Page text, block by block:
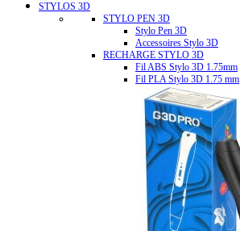
STYLOS 3D
STYLO PEN 3D
Stylo Pen 3D
Accessoires Stylo 3D
RECHARGE STYLO 3D
Fil ABS Stylo 3D 1.75mm
Fil PLA Stylo 3D 1.75 mm